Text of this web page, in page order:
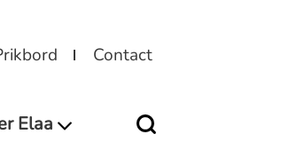
Contact
Elaa